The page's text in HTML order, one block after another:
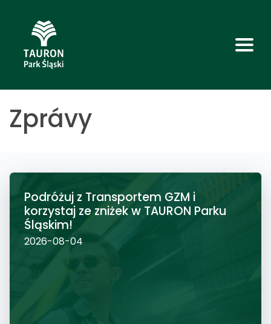
Zprávy
Podróżuj z Transportem GZM i
korzystaj ze zniżek w TAURON Parku
Śląskim!
2026-08-04